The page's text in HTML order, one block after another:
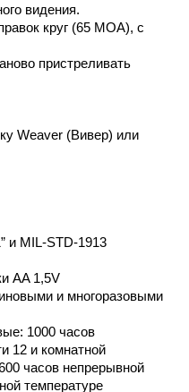
видения.
круг (65 МОА), с
пристреливать
Weaver (Вивер) или
и MIL-STD-1913
AA 1,5V
и многоразовыми
1000 часов
12 и комнатной
часов непрерывной
температуре